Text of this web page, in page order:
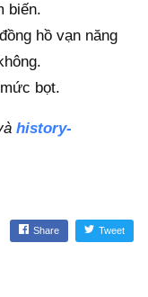
biến.
hồ vạn năng
bọt.
history-
Share Tweet